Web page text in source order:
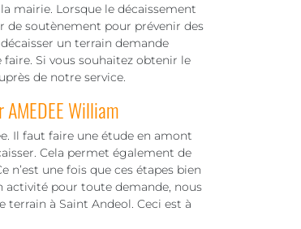
mairie. Lorsque le décaissement
de soutènement pour prévenir des
un terrain demande
Si vous souhaitez obtenir le
de notre service.
William
Il faut faire une étude en amont
Cela permet également de
n’est une fois que ces étapes bien
activité pour toute demande, nous
à Saint Andeol. Ceci est à